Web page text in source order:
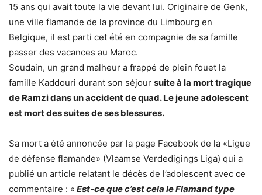
15 ans qui avait toute la vie devant lui. Originaire de Genk,
une ville flamande de la province du Limbourg en
Belgique, il est parti cet été en compagnie de sa famille
passer des vacances au Maroc.
Soudain, un grand malheur a frappé de plein fouet la
famille Kaddouri durant son séjour suite à la mort tragique
de Ramzi dans un accident de quad. Le jeune adolescent
est mort des suites de ses blessures.
Sa mort a été annoncée par la page Facebook de la «Ligue
de défense flamande» (Vlaamse Verdedigings Liga) qui a
publié un article relatant le décès de l’adolescent avec ce
commentaire : « Est-ce que c’est cela le Flamand type